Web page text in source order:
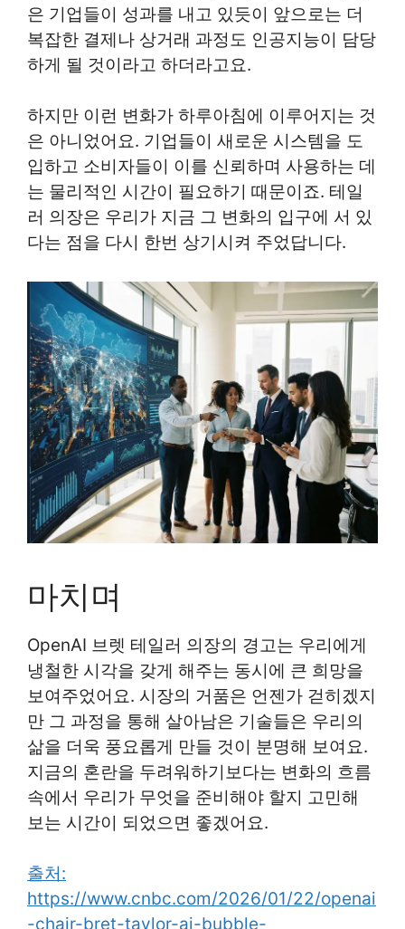
은 기업들이 성과를 내고 있듯이 앞으로는 더
복잡한 결제나 상거래 과정도 인공지능이 담당
하게 될 것이라고 하더라고요.
하지만 이런 변화가 하루아침에 이루어지는 것
은 아니었어요. 기업들이 새로운 시스템을 도
입하고 소비자들이 이를 신뢰하며 사용하는 데
는 물리적인 시간이 필요하기 때문이죠. 테일
러 의장은 우리가 지금 그 변화의 입구에 서 있
다는 점을 다시 한번 상기시켜 주었답니다.
마치며
OpenAI 브렛 테일러 의장의 경고는 우리에게
냉철한 시각을 갖게 해주는 동시에 큰 희망을
보여주었어요. 시장의 거품은 언젠가 걷히겠지
만 그 과정을 통해 살아남은 기술들은 우리의
삶을 더욱 풍요롭게 만들 것이 분명해 보여요.
지금의 혼란을 두려워하기보다는 변화의 흐름
속에서 우리가 무엇을 준비해야 할지 고민해
보는 시간이 되었으면 좋겠어요.
출처:
https://www.cnbc.com/2026/01/22/openai
-chair-bret-taylor-ai-bubble-